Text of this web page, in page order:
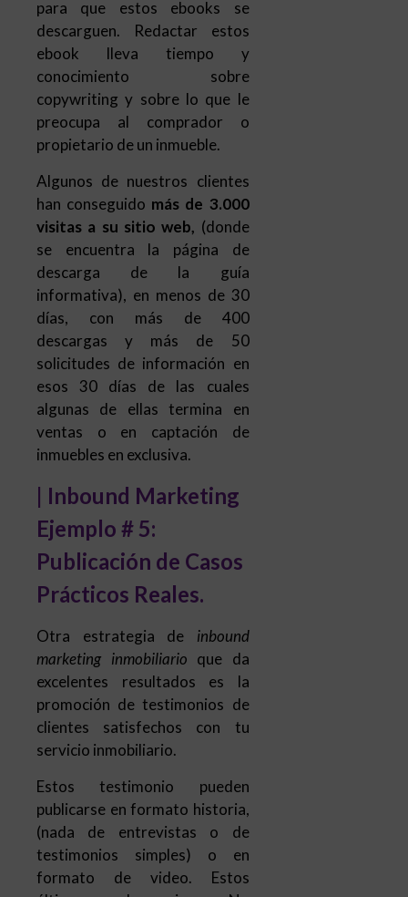
para que estos ebooks se
descarguen. Redactar estos
ebook lleva tiempo y
conocimiento sobre
copywriting y sobre lo que le
preocupa al comprador o
propietario de un inmueble.
Algunos de nuestros clientes
han conseguido más de 3.000
visitas a su sitio web, (donde
se encuentra la página de
descarga de la guía
informativa), en menos de 30
días, con más de 400
descargas y más de 50
solicitudes de información en
esos 30 días de las cuales
algunas de ellas termina en
ventas o en captación de
inmuebles en exclusiva.
| Inbound Marketing
Ejemplo # 5:
Publicación de Casos
Prácticos Reales.
Otra estrategia de inbound
marketing inmobiliario que da
excelentes resultados es la
promoción de testimonios de
clientes satisfechos con tu
servicio inmobiliario.
Estos testimonio pueden
publicarse en formato historia,
(nada de entrevistas o de
testimonios simples) o en
formato de video. Estos